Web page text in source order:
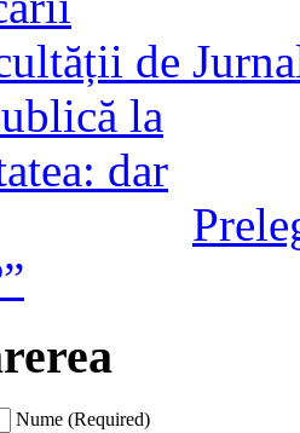
de
Nume (Required)